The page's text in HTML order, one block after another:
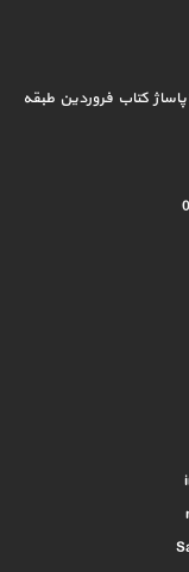
تهران مقابل دانشگاه تهران اول خیابان 12 پلاک 283 پاساژ کتاب فروردین طبقه